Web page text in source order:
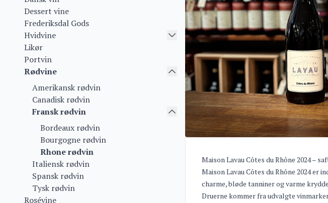
Dessert vine
Frederiksdal Gods
Hvidvine
Likør
Portvin
Rødvine
Amerikansk rødvin
Canadisk rødvin
Fransk rødvin
Bordeaux rødvin
Bourgogne rødvin
Rhone rødvin
Italiensk rødvin
Spansk rødvin
Tysk rødvin
Rosévine
Maison Lavau Côtes du Rhône 2024 –
Maison Lavau Côtes du Rhône 2024 er
charme, bløde tanniner og varme
Druerne kommer fra udvalgte